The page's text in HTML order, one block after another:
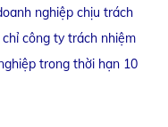
nghiệp chịu trách
công ty trách nhiệm
trong thời hạn 10